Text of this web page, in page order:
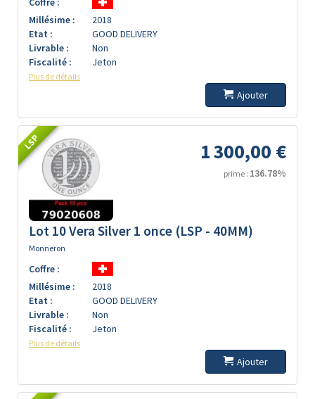
Millésime :
2018
Etat :
GOOD DELIVERY
Livrable :
Non
Fiscalité :
Jeton
Plus de détails
Ajouter
LSP 1 300,00 €
prime : 136.78%
Lot 10 Vera Silver 1 once (LSP - 40MM)
Monneron
Coffre :
Millésime :
2018
Etat :
GOOD DELIVERY
Livrable :
Non
Fiscalité :
Jeton
Plus de détails
Ajouter